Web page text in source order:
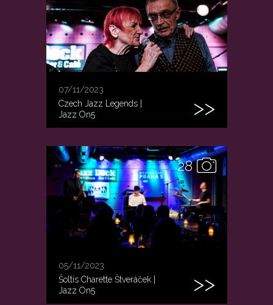
07/11/2023
Czech Jazz Legends |
Jazz On5
28
05/11/2023
Šoltis Charette Štveráček |
Jazz On5